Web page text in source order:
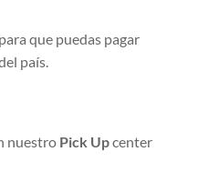
que puedas pagar
país.
nuestro Pick Upcenter